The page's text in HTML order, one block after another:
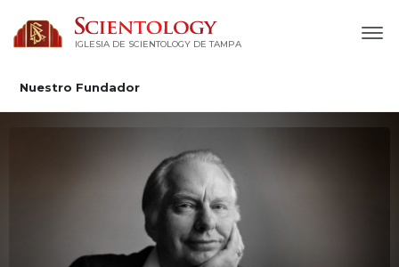
IGLESIA DE SCIENTOLOGY DE TAMPA
Nuestro Fundador